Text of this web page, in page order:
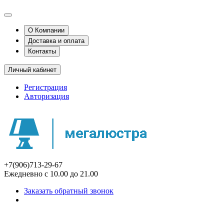
О Компании
Доставка и оплата
Контакты
Личный кабинет
Регистрация
Авторизация
+7(906)713-29-67
Ежедневно с 10.00 до 21.00
Заказать обратный звонок